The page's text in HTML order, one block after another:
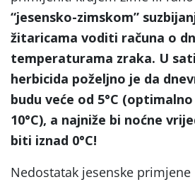
“jesensko-zimskom”
žitaricama voditi računa o
temperaturama zraka. U
herbicida poželjno je da
budu veće od 5°C
10°C), a najniže bi noćne
biti iznad 0°C!
Nedostatak jesenske